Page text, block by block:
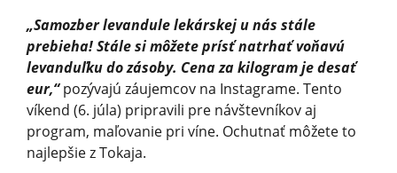
„Samozber levandule lekárskej u nás stále
prebieha! Stále si môžete prísť natrhať voňavú
levanduľku do zásoby. Cena za kilogram je desať
eur,“pozývajú záujemcov na Instagrame. Tento
víkend (6. júla) pripravili pre návštevníkov aj
program, maľovanie pri víne. Ochutnať môžete to
najlepšie z Tokaja.